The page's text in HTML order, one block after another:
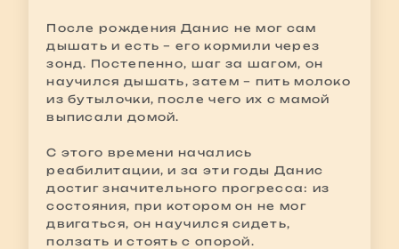
После рождения Данис не мог сам
дышать и есть – его кормили через
зонд. Постепенно, шаг за шагом, он
научился дышать, затем – пить молоко
из бутылочки, после чего их с мамой
выписали домой.
С этого времени начались
реабилитации, и за эти годы Данис
достиг значительного прогресса: из
состояния, при котором он не мог
двигаться, он научился сидеть,
ползать и стоять с опорой.